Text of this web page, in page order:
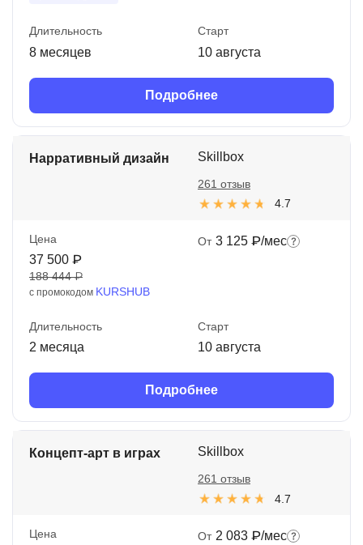
Длительность
8 месяцев
Старт
10 августа
Подробнее
Нарративный дизайн Skillbox
4.7
261 отзыв
Цена
37 500 ₽
188 444 ₽
с промокодом KURSHUB
От 3 125 ₽/мес
Длительность
2 месяца
Старт
10 августа
Подробнее
Концепт-арт в играх Skillbox
4.7
261 отзыв
Цена От 2 083 ₽/мес